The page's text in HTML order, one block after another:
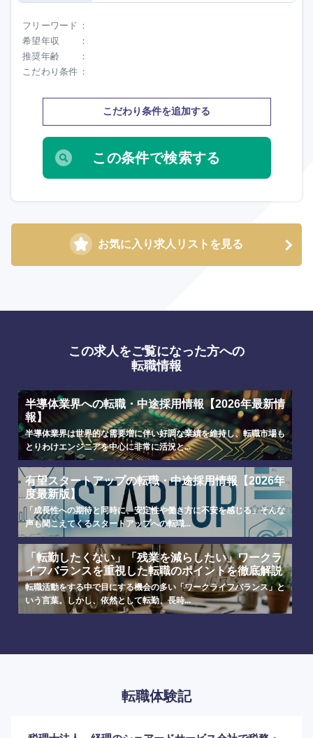
フリーワード
希望年収
推奨年齢
こだわり条件
こだわり条件を追加する
お気に入り求人リストを見る
九州・沖縄
長崎県 熊本県
大分県 宮崎県
この求人をご覧になった方への
転職情報
半導体業界への転職・中途採用情報【2026年最新情
報】
半導体業界は世界的な需要増に伴い好調な業績を維持し、転職市場も
とりわけエンジニアを中心に非常に活況と...
有望スタートアップの転職・中途採用情報【2026年
度最新版】
「成長性への期待と同時に、安定性や働き方に不安を感じる」そんな
声も聞こえてくるスタートアップへの転職...
「転勤したくない」「残業を減らしたい」ワークラ
イフバランスを重視した転職のポイントを徹底解説
転職活動をする中で目にする機会の多い「ワークライフバランス」と
いう言葉。しかし、依然として転勤、長時...
転職体験記